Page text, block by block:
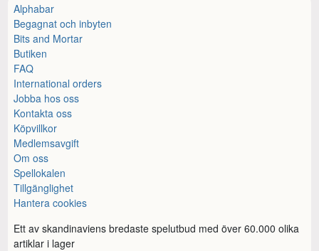
Alphabar
Begagnat och inbyten
Bits and Mortar
Butiken
FAQ
International orders
Jobba hos oss
Kontakta oss
Köpvillkor
Medlemsavgift
Om oss
Spellokalen
Tillgänglighet
Hantera cookies
Ett av skandinaviens bredaste spelutbud med över 60.000 olika
artiklar i lager